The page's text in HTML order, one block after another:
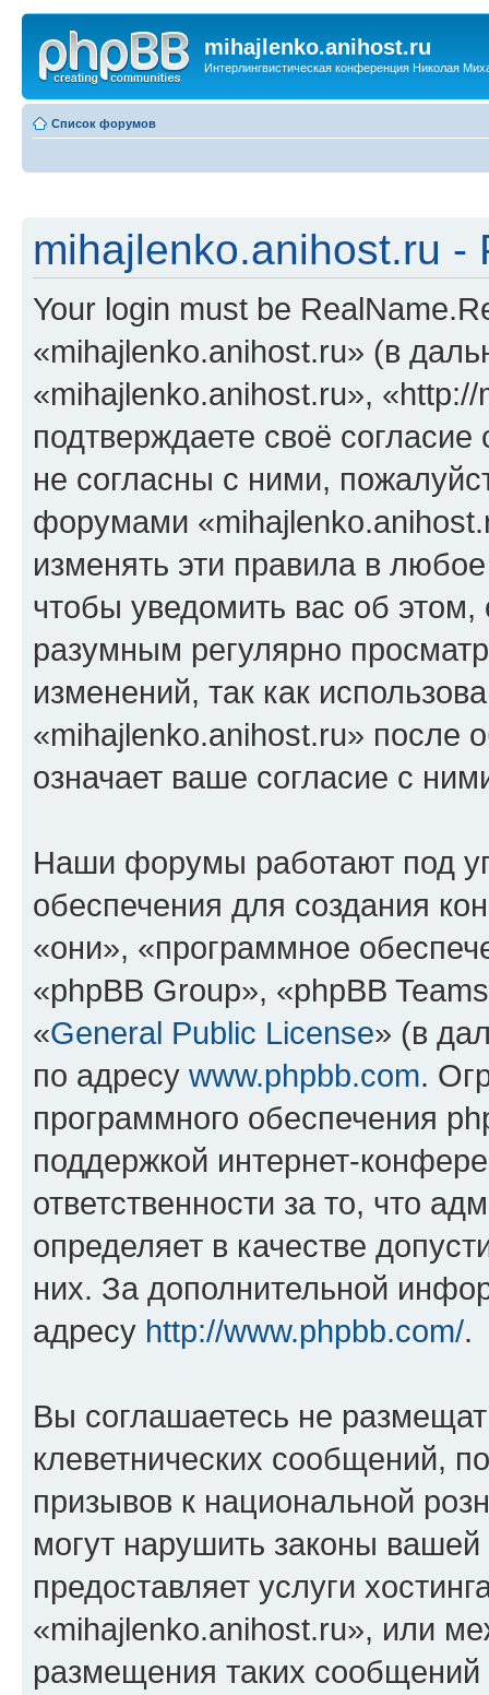
mihajlenko.anihost.ru
Интерлингвистическая конференция Николая
Список форумов
mihajlenko.anihost.ru -
Your login must be
«mihajlenko.anihost.ru» (в
«mihajlenko.anihost.ru»,
подтверждаете своё
не согласны с ними,
форумами
изменять эти правила в
чтобы уведомить вас об
разумным регулярно
изменений, так как
«mihajlenko.anihost.ru» после
означает ваше согласие с
Наши форумы работают под
обеспечения для создания
«они», «программное
«phpBB Group», «phpBB
«General Public License» (в
по адресу www.phpbb.com.
программного обеспечения
поддержкой интернет-
ответственности за то, что
определяет в качестве
них. За дополнительной
адресу http://www.phpbb.com/.
Вы соглашаетесь не
клеветнических сообщений,
призывов к национальной
могут нарушить законы
предоставляет услуги
«mihajlenko.anihost.ru», или
размещения таких